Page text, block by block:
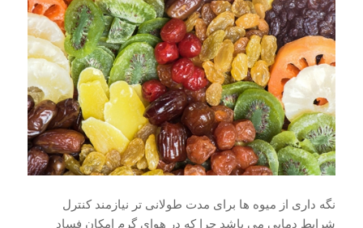
نگه داری از میوه ها برای مدت طولانی تر نیازمند کنترل
شرایط دمایی می باشد چرا که در هوای گرم امکان فساد